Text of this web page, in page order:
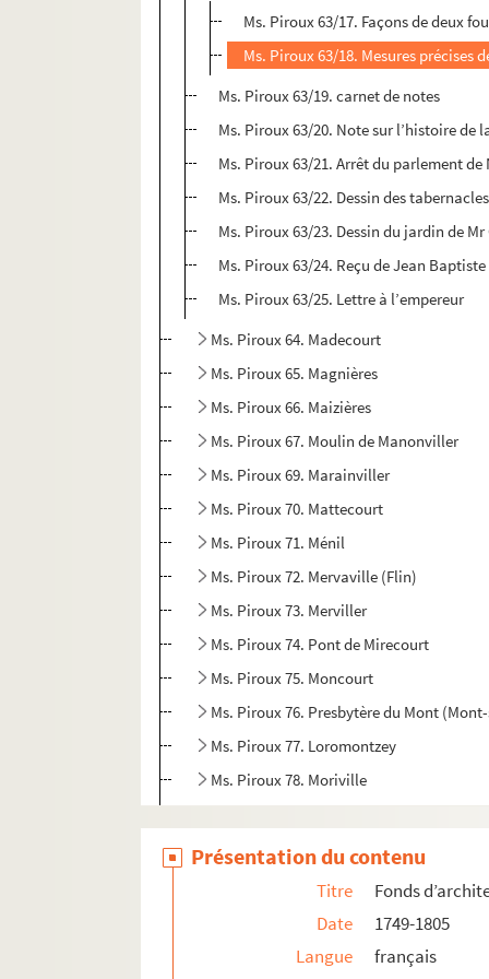
Ms. Piroux 63/17. Façons de deux
Ms. Piroux 63/18. Mesures
Ms. Piroux 63/19. carnet de notes
Ms. Piroux 63/20. Note sur l’histoire de
Ms. Piroux 63/21. Arrêt du parlement de
Ms. Piroux 63/22. Dessin des
Ms. Piroux 63/23. Dessin du jardin de
Ms. Piroux 63/24. Reçu de Jean
Ms. Piroux 63/25. Lettre à l’empereur
Ms. Piroux 64. Madecourt
Ms. Piroux 65. Magnières
Ms. Piroux 66. Maizières
Ms. Piroux 67. Moulin de Manonviller
Ms. Piroux 69. Marainviller
Ms. Piroux 70. Mattecourt
Ms. Piroux 71. Ménil
Ms. Piroux 72. Mervaville (Flin)
Ms. Piroux 73. Merviller
Ms. Piroux 74. Pont de Mirecourt
Ms. Piroux 75. Moncourt
Ms. Piroux 76. Presbytère du Mont
Ms. Piroux 77. Loromontzey
Ms. Piroux 78. Moriville
Ms. Piroux 80. Mortagne
Ms. Piroux 81. Moulin de Mortagne
Ms. Piroux 82. Nomexy
Ms. Piroux 83. Nonhigny
Présentation du contenu
Titre
Fonds
Date
1749-1805
Langue
français